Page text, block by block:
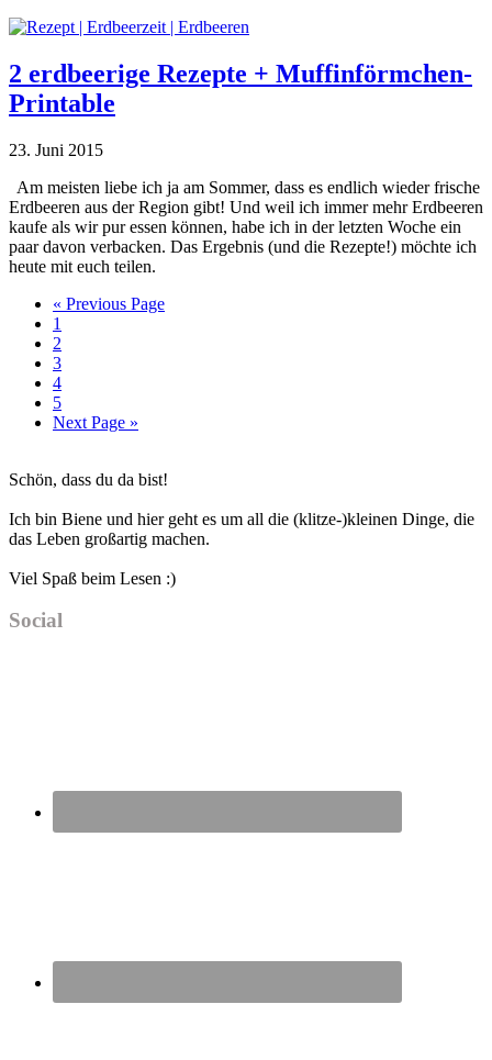
2 erdbeerige Rezepte + Muffinförmchen-
Printable
23. Juni 2015
Am meisten liebe ich ja am Sommer, dass es endlich wieder frische
Erdbeeren aus der Region gibt! Und weil ich immer mehr Erdbeeren
kaufe als wir pur essen können, habe ich in der letzten Woche ein
paar davon verbacken. Das Ergebnis (und die Rezepte!) möchte ich
heute mit euch teilen.
« Go
Previous Page
Seite
1
Seite
2
Seite
3
Seite
4
Seite
5
Go
Next Page »
Sidebar
Schön, dass du da bist!
Ich bin Biene und hier geht es um all die (klitze-)kleinen Dinge, die
das Leben großartig machen.
Viel Spaß beim Lesen :)
Social